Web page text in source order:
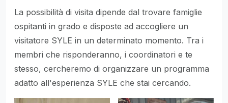
La possibilità di visita dipende dal trovare famiglie
ospitanti in grado e disposte ad accogliere un
visitatore SYLE in un determinato momento. Tra i
membri che risponderanno, i coordinatori e te
stesso, cercheremo di organizzare un programma
adatto all'esperienza SYLE che stai cercando.